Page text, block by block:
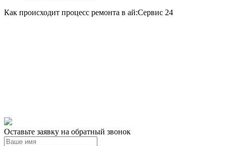
Как происходит процесс ремонта в ай:Сервис 24
Оставьте заявку на обратный звонок